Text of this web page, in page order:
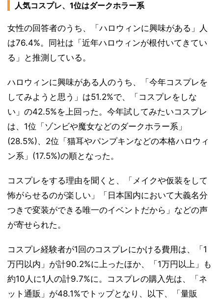
人気コスプレ、1位はダークホラー系
女性の回答者のうち、「ハロウィンに興味がある」人
は76.4%。同社は「近年ハロウィンが根付いてきてい
る」と推測している。
ハロウィンに興味がある人のうち、「今年コスプレを
してみようと思う」は51.2%で、「コスプレをしな
い」の42.5%を上回った。今年試してみたいコスプレ
は、1位「ゾンビや魔女などのダークホラー系」
(28.5%)、2位「猫耳やパンプキンなどの本格ハロウィ
ン系」(17.5%)の順となった。
コスプレをする理由を聞くと、「メイクや仮装をして
怖がらせるのが楽しい」「日本国内において大義名分
つきで変装ができる唯一のイベントだから」などの声
が寄せられた。
コスプレ経験者が1回のコスプレにかける費用は、「1
万円以内」が計90.2%に上ったほか、「1万円以上」も
約10人に1人の計9.7%に。コスプレの購入先は、「ネ
ット通販」が48.1%でトップとなり、以下、「量販